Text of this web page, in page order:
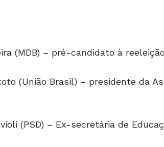
(MDB) – pré-candidato à
(União Brasil) – presidente da
(PSD) – Ex-secretária de